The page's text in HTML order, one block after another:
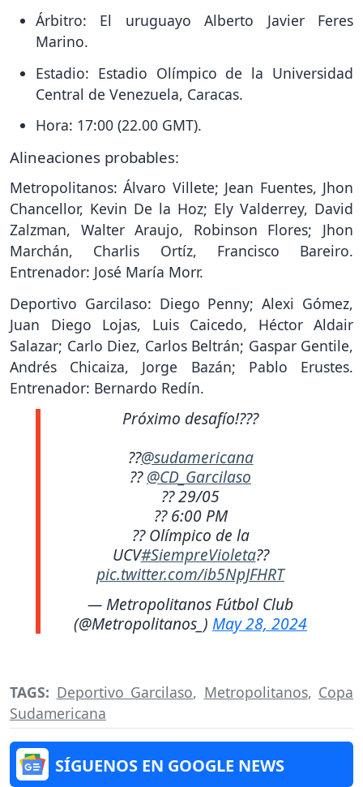
Árbitro: El uruguayo Alberto Javier Feres
Marino.
Estadio: Estadio Olímpico de la Universidad
Central de Venezuela, Caracas.
Hora: 17:00 (22.00 GMT).
Alineaciones probables:
Metropolitanos: Álvaro Villete; Jean Fuentes, Jhon
Chancellor, Kevin De la Hoz; Ely Valderrey, David
Zalzman, Walter Araujo, Robinson Flores; Jhon
Marchán, Charlis Ortíz, Francisco Bareiro.
Entrenador: José María Morr.
Deportivo Garcilaso: Diego Penny; Alexi Gómez,
Juan Diego Lojas, Luis Caicedo, Héctor Aldair
Salazar; Carlo Diez, Carlos Beltrán; Gaspar Gentile,
Andrés Chicaiza, Jorge Bazán; Pablo Erustes.
Entrenador: Bernardo Redín.
Próximo desafío!???
??@sudamericana
??@CD_Garcilaso
?? 29/05
?? 6:00 PM
?? Olímpico de la
UCV#SiempreVioleta??
pic.twitter.com/ib5NpJFHRT
— Metropolitanos Fútbol Club
(@Metropolitanos_) May 28, 2024
TAGS: Deportivo Garcilaso, Metropolitanos, Copa
Sudamericana
SÍGUENOS EN GOOGLE NEWS